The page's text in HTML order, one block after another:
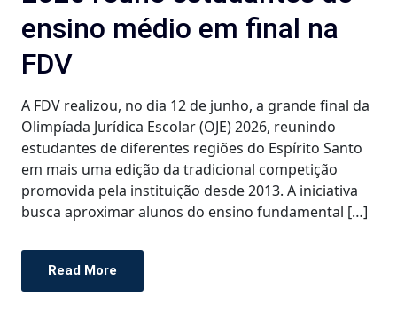
ensino médio em final na
FDV
A FDV realizou, no dia 12 de junho, a grande final da
Olimpíada Jurídica Escolar (OJE) 2026, reunindo
estudantes de diferentes regiões do Espírito Santo
em mais uma edição da tradicional competição
promovida pela instituição desde 2013. A iniciativa
busca aproximar alunos do ensino fundamental […]
Read More